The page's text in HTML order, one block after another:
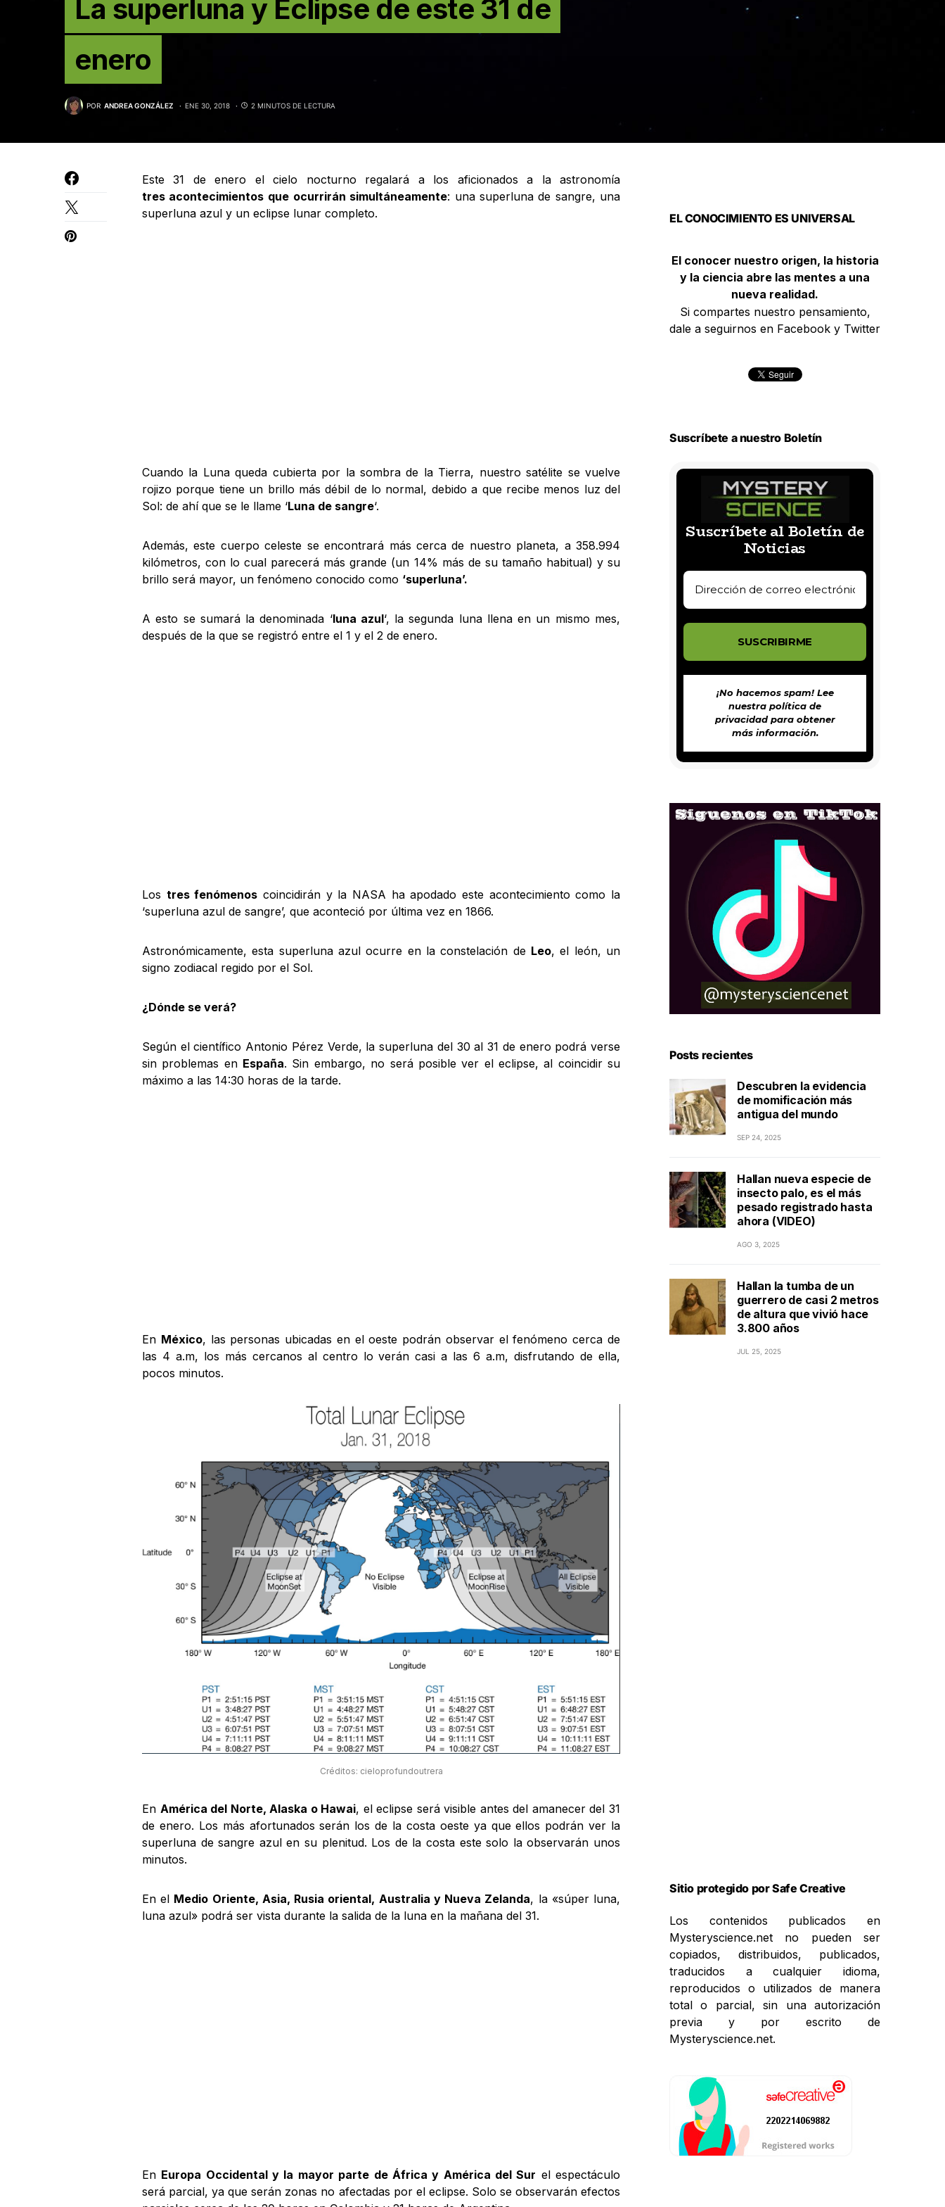
La superluna y Eclipse de este 31 de
enero
POR ANDREA GONZÁLEZ ENE 30, 2018 2 MINUTOS DE LECTURA
Este 31 de enero el cielo nocturno regalará a los aficionados a la astronomía
tres acontecimientos que ocurrirán simultáneamente: una superluna de sangre, una
superluna azul y un eclipse lunar completo.
Cuando la Luna queda cubierta por la sombra de la Tierra, nuestro satélite se vuelve
rojizo porque tiene un brillo más débil de lo normal, debido a que recibe menos luz del
Sol: de ahí que se le llame ‘Luna de sangre‘.
Además, este cuerpo celeste se encontrará más cerca de nuestro planeta, a 358.994
kilómetros, con lo cual parecerá más grande (un 14% más de su tamaño habitual) y su
brillo será mayor, un fenómeno conocido como ‘superluna’.
A esto se sumará la denominada ‘luna azul‘, la segunda luna llena en un mismo mes,
después de la que se registró entre el 1 y el 2 de enero.
Los tres fenómenos coincidirán y la NASA ha apodado este acontecimiento como la
‘superluna azul de sangre’, que aconteció por última vez en 1866.
Astronómicamente, esta superluna azul ocurre en la constelación de Leo, el león, un
signo zodiacal regido por el Sol.
¿Dónde se verá?
Según el científico Antonio Pérez Verde, la superluna del 30 al 31 de enero podrá verse
sin problemas en España. Sin embargo, no será posible ver el eclipse, al coincidir su
máximo a las 14:30 horas de la tarde.
En México, las personas ubicadas en el oeste podrán observar el fenómeno cerca de
las 4 a.m, los más cercanos al centro lo verán casi a las 6 a.m, disfrutando de ella,
pocos minutos.
Créditos: cieloprofundoutrera
En América del Norte, Alaska o Hawai, el eclipse será visible antes del amanecer del 31
de enero. Los más afortunados serán los de la costa oeste ya que ellos podrán ver la
superluna de sangre azul en su plenitud. Los de la costa este solo la observarán unos
minutos.
En el Medio Oriente, Asia, Rusia oriental, Australia y Nueva Zelanda, la «súper luna,
luna azul» podrá ser vista durante la salida de la luna en la mañana del 31.
En Europa Occidental y la mayor parte de África y América del Sur el espectáculo
será parcial, ya que serán zonas no afectadas por el eclipse. Solo se observarán efectos
EL CONOCIMIENTO ES UNIVERSAL
El conocer nuestro origen, la historia
y la ciencia abre las mentes a una
nueva realidad.
Si compartes nuestro pensamiento,
dale a seguirnos en Facebook y Twitter
Suscríbete a nuestro Boletín
Suscríbete al Boletín de
Noticias
¡No hacemos spam! Lee
nuestra política de
privacidadpara obtener
más información.
Posts recientes
Descubren la evidencia
de momificación más
antigua del mundo
SEP 24, 2025
Hallan nueva especie de
insecto palo, es el más
pesado registrado hasta
ahora (VIDEO)
AGO 3, 2025
Hallan la tumba de un
guerrero de casi 2 metros
de altura que vivió hace
3.800 años
JUL 25, 2025
Sitio protegido por Safe Creative
Los contenidos publicados en
Mysteryscience.net no pueden ser
copiados, distribuidos, publicados,
traducidos a cualquier idioma,
reproducidos o utilizados de manera
total o parcial, sin una autorización
previa y por escrito de
Mysteryscience.net.